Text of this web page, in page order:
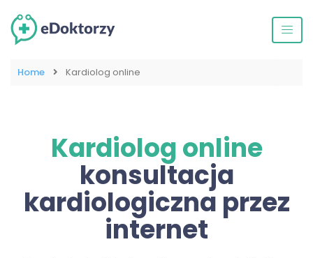
Home Kardiolog online
Kardiolog online
konsultacja
kardiologiczna przez
internet